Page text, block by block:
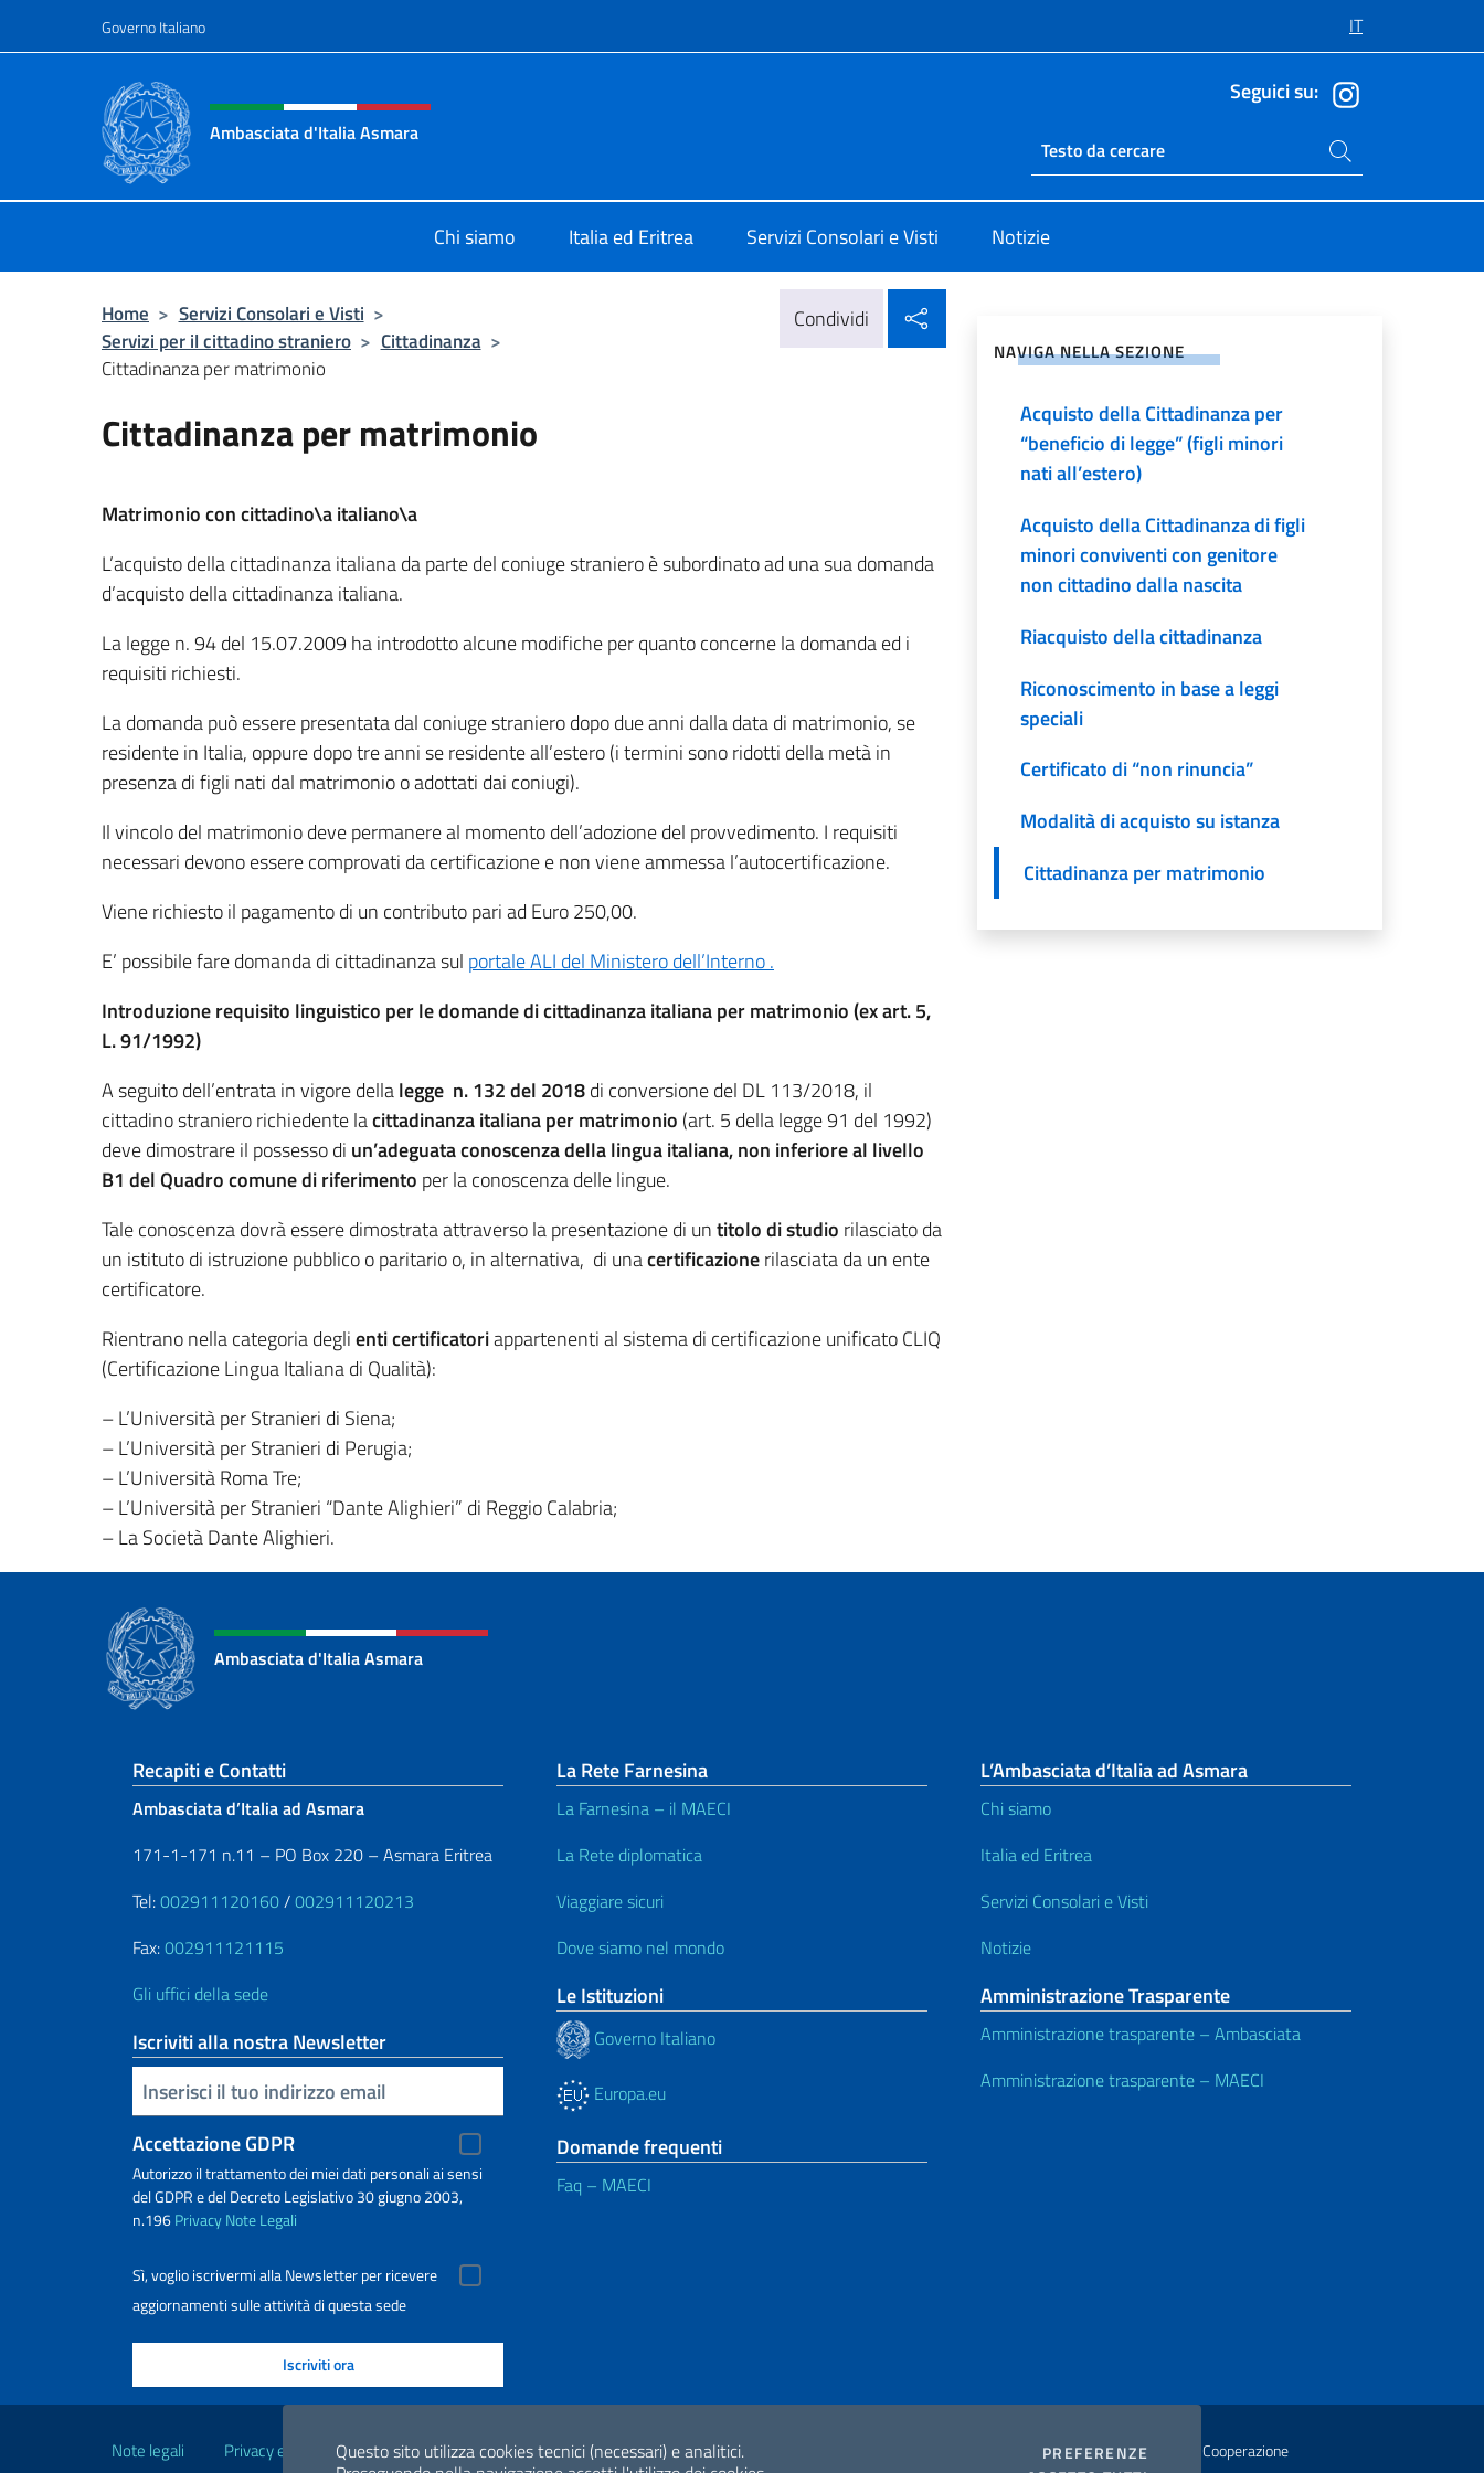
Questo sito utilizza cookies tecnici (necessari) e analitici.
PREFERENZE COOKIES
Governo Italiano IT
Intestazione sito, social e menù
Ambasciata d'Italia Asmara
Seguici su:
Ricerca sito live
Cerca nel sito
Chi siamo Italia ed Eritrea Servizi Consolari e Visti Notizie
Home > Servizi Consolari e Visti >
Servizi per il cittadino straniero > Cittadinanza >
Cittadinanza per matrimonio
Condividi
Cittadinanza per matrimonio
Matrimonio con cittadino\a italiano\a
L’acquisto della cittadinanza italiana da parte del coniuge straniero è subordinato ad una sua domanda
d’acquisto della cittadinanza italiana.
La legge n. 94 del 15.07.2009 ha introdotto alcune modifiche per quanto concerne la domanda ed i
requisiti richiesti.
La domanda può essere presentata dal coniuge straniero dopo due anni dalla data di matrimonio, se
residente in Italia, oppure dopo tre anni se residente all’estero (i termini sono ridotti della metà in
presenza di figli nati dal matrimonio o adottati dai coniugi).
Il vincolo del matrimonio deve permanere al momento dell’adozione del provvedimento. I requisiti
necessari devono essere comprovati da certificazione e non viene ammessa l’autocertificazione.
Viene richiesto il pagamento di un contributo pari ad Euro 250,00.
E’ possibile fare domanda di cittadinanza sul portale ALI del Ministero dell’Interno .
Introduzione requisito linguistico per le domande di cittadinanza italiana per matrimonio (ex art. 5,
L. 91/1992)
A seguito dell’entrata in vigore dellalegge n. 132 del 2018di conversione del DL 113/2018, il
cittadino straniero richiedente lacittadinanza italiana per matrimonio (art. 5 della legge 91 del 1992)
deve dimostrare il possesso di un’adeguata conoscenza della lingua italiana, non inferiore al livello
B1 del Quadro comune di riferimento per la conoscenza delle lingue.
Tale conoscenza dovrà essere dimostrata attraverso la presentazione di untitolo di studio rilasciato da
un istituto di istruzione pubblico o paritario o, in alternativa, di unacertificazionerilasciata da un ente
certificatore.
Rientrano nella categoria deglienti certificatoriappartenenti al sistema di certificazione unificato CLIQ
(Certificazione Lingua Italiana di Qualità):
– L’Università per Stranieri di Siena;
– L’Università per Stranieri di Perugia;
– L’Università Roma Tre;
– L’Università per Stranieri “Dante Alighieri” di Reggio Calabria;
– La Società Dante Alighieri.
NAVIGA NELLA SEZIONE
Acquisto della Cittadinanza per
“beneficio di legge” (figli minori
nati all’estero)
Acquisto della Cittadinanza di figli
minori conviventi con genitore
non cittadino dalla nascita
Riacquisto della cittadinanza
Riconoscimento in base a leggi
speciali
Certificato di “non rinuncia”
Modalità di acquisto su istanza
Cittadinanza per matrimonio
Ambasciata d'Italia Asmara
Sezione footer
Recapiti e Contatti
Ambasciata d’Italia ad Asmara
171-1-171 n.11 – PO Box 220 – Asmara Eritrea
Tel:002911120160/002911120213
Fax:002911121115
Gli uffici della sede
Iscriviti alla nostra Newsletter
Inserisci la tua email
Accettazione GDPR
Autorizzo il trattamento dei miei dati personali ai sensi
del GDPR e del Decreto Legislativo 30 giugno 2003,
n.196PrivacyNote Legali
Sì, voglio iscrivermi alla Newsletter per ricevere
aggiornamenti sulle attività di questa sede
La Rete Farnesina
La Farnesina – il MAECI
La Rete diplomatica
Viaggiare sicuri
Dove siamo nel mondo
Le Istituzioni
Governo Italiano
Europa.eu
Domande frequenti
Faq – MAECI
L’Ambasciata d’Italia ad Asmara
Chi siamo
Italia ed Eritrea
Servizi Consolari e Visti
Notizie
Amministrazione Trasparente
Amministrazione trasparente – Ambasciata
Amministrazione trasparente – MAECI
Note legali Privacy e cookie policy Dichiarazione di accessibilità
2026 Copyright Ministero degli Affari Esteri e della Cooperazione